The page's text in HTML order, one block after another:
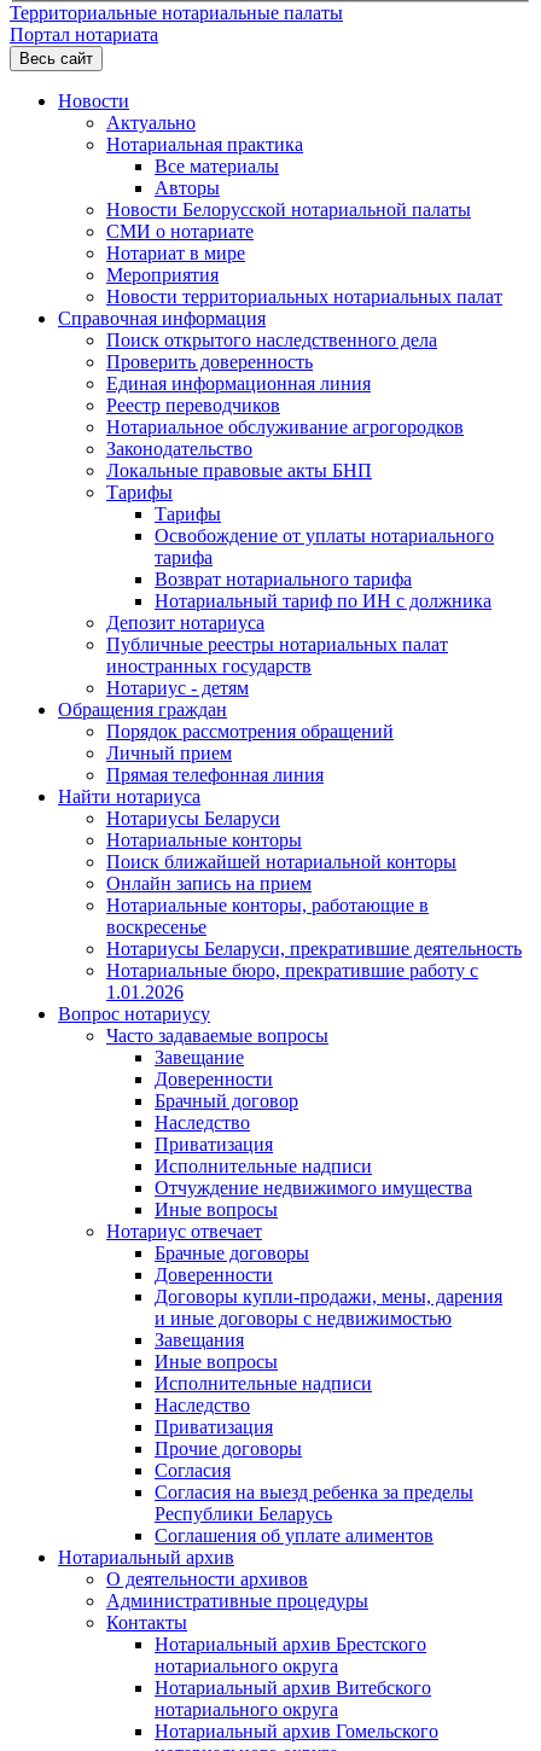
Территориальные нотариальные палаты
Портал нотариата
Весь сайт
Новости
Актуально
Нотариальная практика
Все материалы
Авторы
Новости Белорусской нотариальной палаты
СМИ о нотариате
Нотариат в мире
Мероприятия
Новости территориальных нотариальных палат
Справочная информация
Поиск открытого наследственного дела
Проверить доверенность
Единая информационная линия
Реестр переводчиков
Нотариальное обслуживание агрогородков
Законодательство
Локальные правовые акты БНП
Тарифы
Тарифы
Освобождение от уплаты нотариального
тарифа
Возврат нотариального тарифа
Нотариальный тариф по ИН с должника
Депозит нотариуса
Публичные реестры нотариальных палат
иностранных государств
Нотариус - детям
Обращения граждан
Порядок рассмотрения обращений
Личный прием
Прямая телефонная линия
Найти нотариуса
Нотариусы Беларуси
Нотариальные конторы
Поиск ближайшей нотариальной конторы
Онлайн запись на прием
Нотариальные конторы, работающие в
воскресенье
Нотариусы Беларуси, прекратившие деятельность
Нотариальные бюро, прекратившие работу с
1.01.2026
Вопрос нотариусу
Часто задаваемые вопросы
Завещание
Доверенности
Брачный договор
Наследство
Приватизация
Исполнительные надписи
Отчуждение недвижимого имущества
Иные вопросы
Нотариус отвечает
Брачные договоры
Доверенности
Договоры купли-продажи, мены, дарения
и иные договоры с недвижимостью
Завещания
Иные вопросы
Исполнительные надписи
Наследство
Приватизация
Прочие договоры
Согласия
Согласия на выезд ребенка за пределы
Республики Беларусь
Соглашения об уплате алиментов
Нотариальный архив
О деятельности архивов
Административные процедуры
Контакты
Нотариальный архив Брестского
нотариального округа
Нотариальный архив Витебского
нотариального округа
Нотариальный архив Гомельского